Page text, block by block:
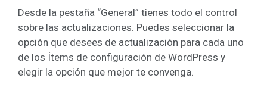
Desde la pestaña “General” tienes todo el control
sobre las actualizaciones. Puedes seleccionar la
opción que desees de actualización para cada uno
de los Ítems de configuración de WordPress y
elegir la opción que mejor te convenga.